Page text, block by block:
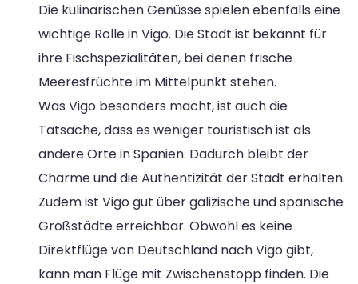
Die kulinarischen Genüsse spielen ebenfalls eine
wichtige Rolle in Vigo. Die Stadt ist bekannt für
ihre Fischspezialitäten, bei denen frische
Meeresfrüchte im Mittelpunkt stehen.
Was Vigo besonders macht, ist auch die
Tatsache, dass es weniger touristisch ist als
andere Orte in Spanien. Dadurch bleibt der
Charme und die Authentizität der Stadt erhalten.
Zudem ist Vigo gut über galizische und spanische
Großstädte erreichbar. Obwohl es keine
Direktflüge von Deutschland nach Vigo gibt,
kann man Flüge mit Zwischenstopp finden. Die